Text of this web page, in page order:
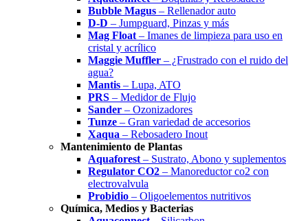
Bubble Magus – Rellenador auto
D-D – Jumpguard, Pinzas y más
Mag Float – Imanes de limpieza para uso en
cristal y acrílico
Maggie Muffler – ¿Frustrado con el ruido del
agua?
Mantis – Lupa, ATO
PRS – Medidor de Flujo
Sander – Ozonizadores
Tunze – Gran variedad de accesorios
Xaqua – Rebosadero Inout
Mantenimiento de Plantas
Aquaforest – Sustrato, Abono y suplementos
Regulator CO2 – Manoreductor co2 con
electrovalvula
Probidio – Oligoelementos nutritivos
Química, Medios y Bacterias